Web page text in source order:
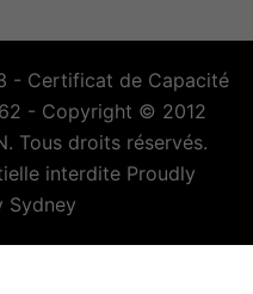
- Certificat de Capacité
- Copyright © 2012
Tous droits réservés.
interdite Proudly
Sydney